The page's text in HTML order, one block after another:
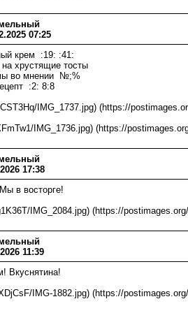
07:25
крем :19: :41:
хрустящие тосты
во мнении №;%
:2: 8:8
IMG_1737.jpg) (https://
IMG_1736.jpg) (https://
17:38
в восторге!
IMG_2084.jpg) (https://
11:39
Вкуснятина!
IMG-1882.jpg) (https://